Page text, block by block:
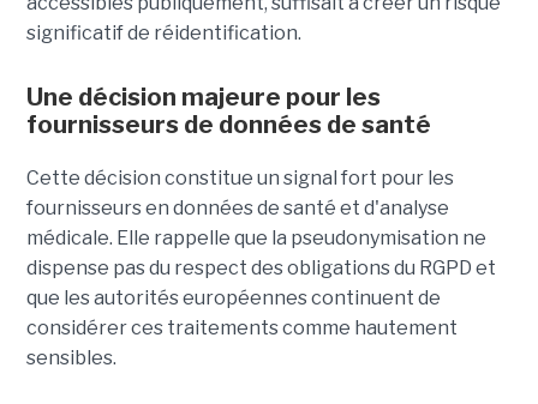
significatif de réidentification.
Une décision majeure pour les
fournisseurs de données de santé
Cette décision constitue un signal fort pour les
fournisseurs en données de santé et d'analyse
médicale. Elle rappelle que la pseudonymisation ne
dispense pas du respect des obligations du RGPD et
que les autorités européennes continuent de
considérer ces traitements comme hautement
sensibles.